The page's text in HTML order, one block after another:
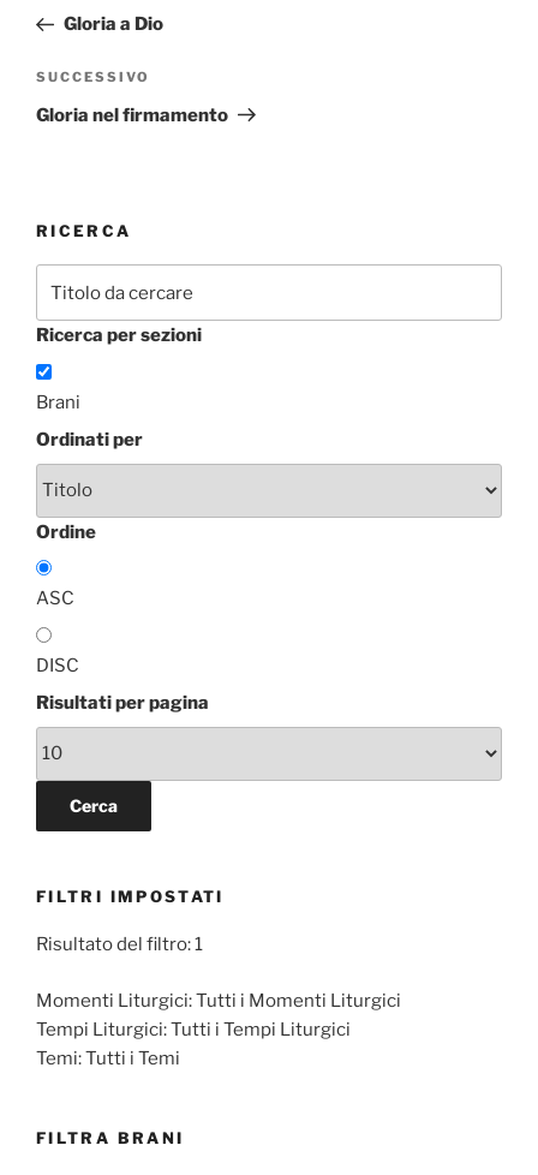
precedente:
Gloria a Dio
Articolo
successivo
SUCCESSIVO
Gloria nel firmamento
RICERCA
Ricerca per sezioni
Brani
Ordinati per
Ordine
ASC
DISC
Risultati per pagina
FILTRI IMPOSTATI
Risultato del filtro: 1
Momenti Liturgici:Tutti i Momenti Liturgici
Tempi Liturgici:Tutti i Tempi Liturgici
Temi:Tutti i Temi
FILTRA BRANI